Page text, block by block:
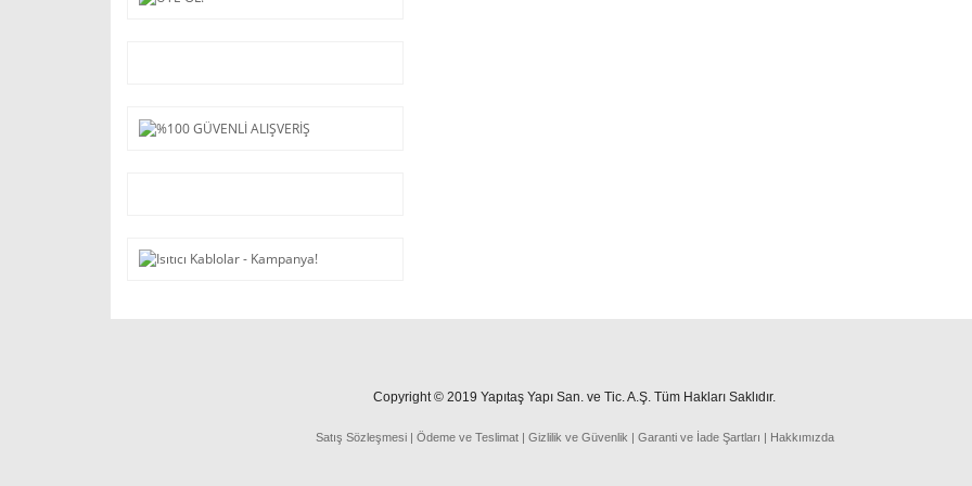
Copyright © 2019 Yapıtaş Yapı San. ve Tic. A.Ş. Tüm Hakları Saklıdır.
Satış Sözleşmesi| Ödeme ve Teslimat| Gizlilik ve Güvenlik Garanti ve İade Şartları Hakkımızda